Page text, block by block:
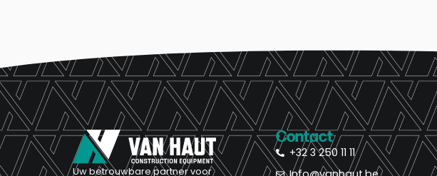
Uw betrouwbare partner voor
Contact
+32 3 250 11 11